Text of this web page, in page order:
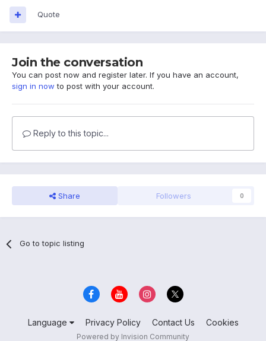
Quote
Join the conversation
You can post now and register later. If you have an account,
sign in now to post with your account.
Reply to this topic...
Share Followers 0
Go to topic listing
Language Privacy Policy Contact Us Cookies
Powered by Invision Community